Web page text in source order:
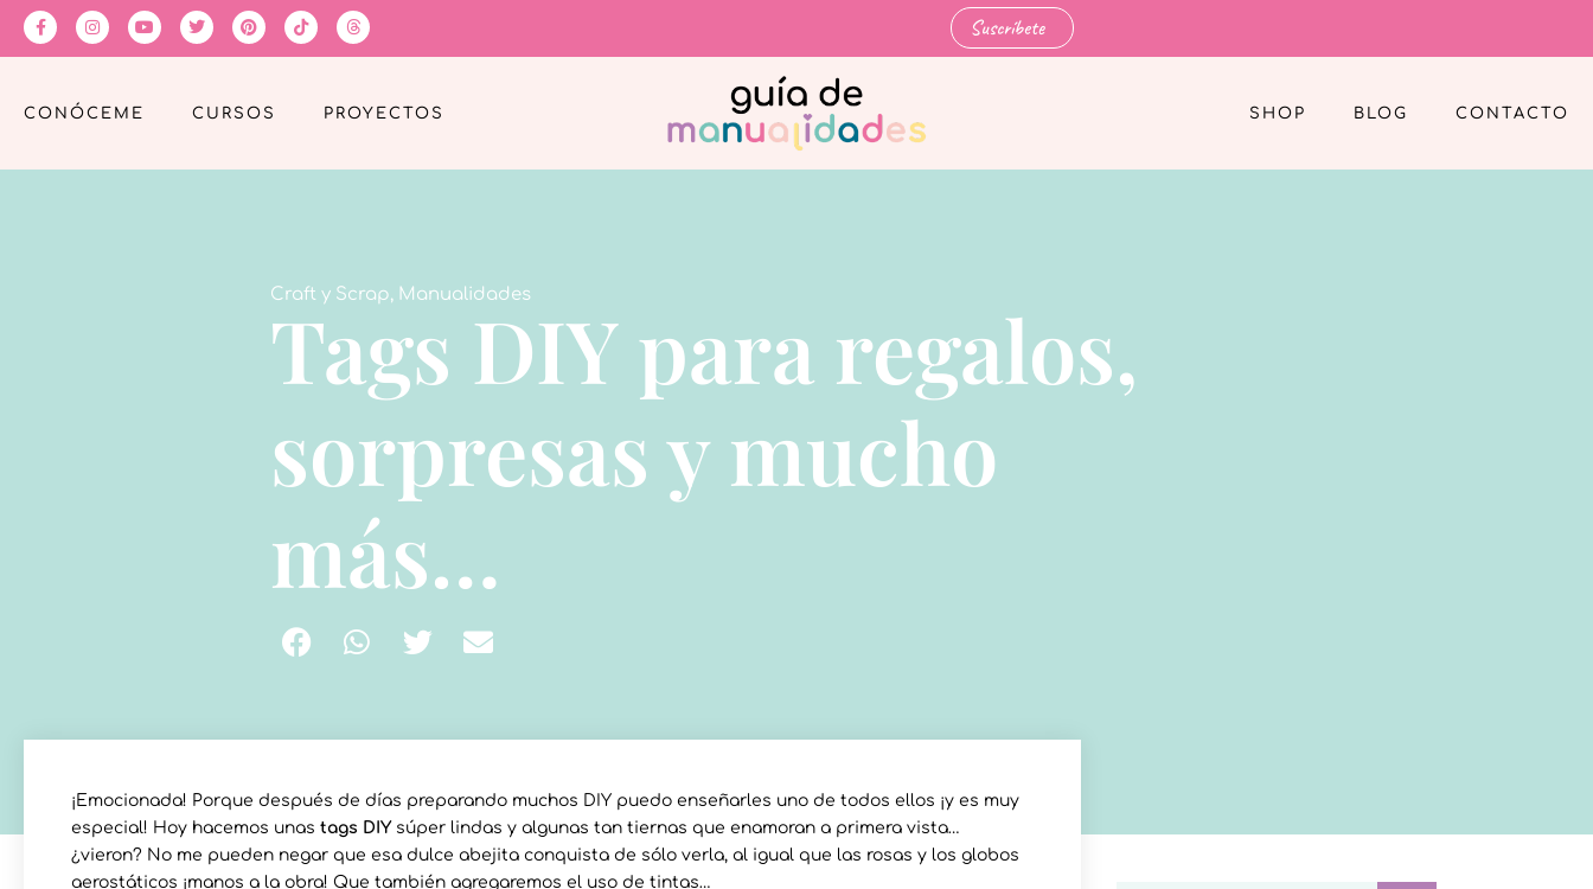
Suscríbete
CONÓCEME CURSOS PROYECTOS SHOP BLOG CONTACTO
Craft y Scrap, Manualidades
Tags DIY para regalos,
sorpresas y mucho
más…
¡Emocionada! Porque después de días preparando muchos DIY puedo enseñarles uno de todos ellos ¡y es muy
especial! Hoy hacemos unas tags DIY súper lindas y algunas tan tiernas que enamoran a primera vista…
¿vieron? No me pueden negar que esa dulce abejita conquista de sólo verla, al igual que las rosas y los globos
aerostáticos ¡manos a la obra! Que también agregaremos el uso de tintas…